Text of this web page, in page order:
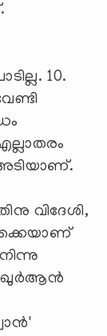
10.
വിദേശി,
ഖുര്‍ആന്‍